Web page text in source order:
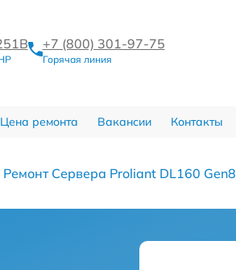
+7 (800) 301-97-75
Горячая линия
Цена ремонта Вакансии Контакты
Ремонт Сервера Proliant DL160 Gen8